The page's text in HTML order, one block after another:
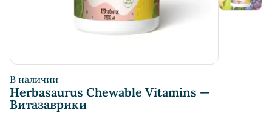
В наличии
Herbasaurus Сhewable Vitamins —
Витазаврики